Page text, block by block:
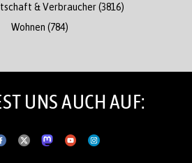
& Verbraucher(3816)
Wohnen (784)
UNS AUCH AUF: